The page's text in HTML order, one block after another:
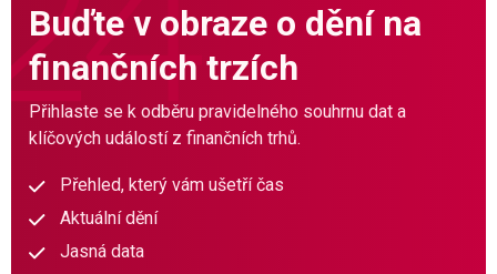
Buďte v obraze o dění na
finančních trzích
Přihlaste se k odběru pravidelného souhrnu dat a
klíčových událostí z finančních trhů.
Přehled, který vám ušetří čas
Aktuální dění
Jasná data